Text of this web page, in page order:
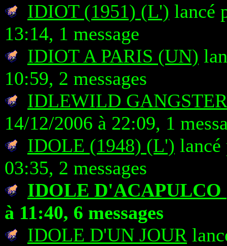
IDIOT (1951) (L') lancé
13:14, 1 message
IDIOT A PARIS (UN)
10:59, 2 messages
IDLEWILD
14/12/2006 à 22:09, 1
IDOLE (1948) (L') lancé
03:35, 2 messages
IDOLE
à 11:40, 6 messages
IDOLE D'UN JOUR